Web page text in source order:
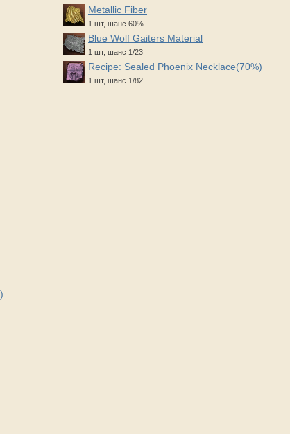
Metallic Fiber
1 шт, шанс 60%
Blue Wolf Gaiters Material
1 шт, шанс 1/23
Recipe: Sealed Phoenix Necklace(70%)
1 шт, шанс 1/82